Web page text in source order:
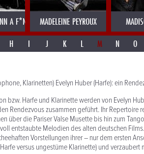
A F*NK MADELEINE PEYROUX
H I J K L M N O
Klarinetten) Evelyn Huber (Harfe): ein
bzw. Harfe und Klarinette werden von Evelyn
Rendezvous zusammen geführt. Ihr Repertoire
über die Pariser Valse Musette bis hin zum
entstaubte Melodien des alten deutschen
Vorstellungen ihrer – nur dem ersten
versus ungestüme Klarinette) und